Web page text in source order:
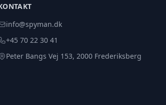
info@spyman.dk
+45 70 22 30 41
Peter Bangs Vej 153, 2000 Frederiksberg